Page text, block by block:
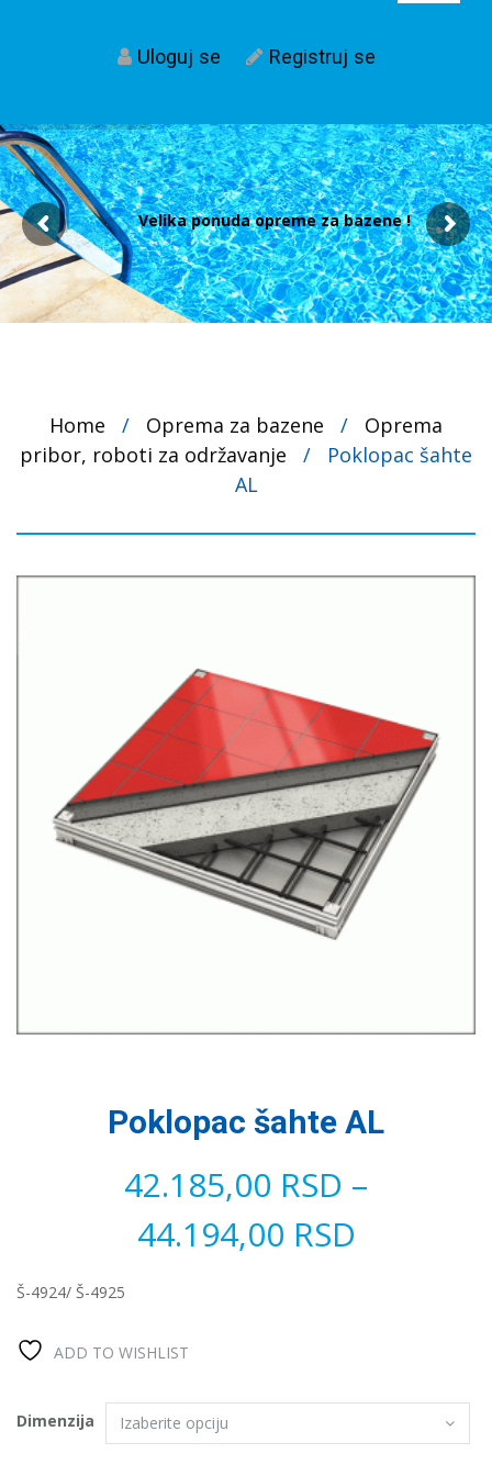
Uloguj se Registruj se
Velika ponuda opreme za bazene !
Home / Oprema za bazene /
Oprema
pribor, roboti za održavanje
/
Poklopac šahte
AL
Poklopac šahte AL
42.185,00 RSD –
44.194,00 RSD
Š-4924/ Š-4925
ADD TO WISHLIST
Dimenzija